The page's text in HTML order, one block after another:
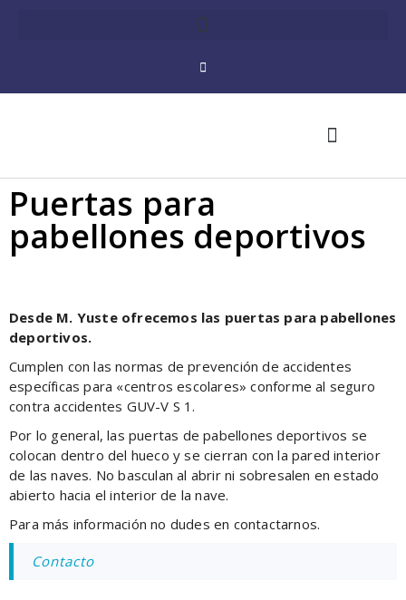
Puertas para
pabellones deportivos
Desde M. Yuste ofrecemos las puertas para pabellones
deportivos.
Cumplen con las normas de prevención de accidentes
específicas para «centros escolares» conforme al seguro
contra accidentes GUV-V S 1.
Por lo general, las puertas de pabellones deportivos se
colocan dentro del hueco y se cierran con la pared interior
de las naves. No basculan al abrir ni sobresalen en estado
abierto hacia el interior de la nave.
Para más información no dudes en contactarnos.
Contacto